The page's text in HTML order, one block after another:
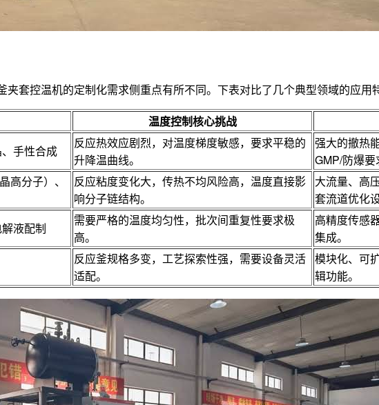
套控温机的定制化需求侧重点有所不同。下表对比了几个典型领域的应用
温度控制核心挑战
手性合成
反应热效应剧烈，对温度梯度敏感，要求平稳的
升降温曲线。
强大的撤热
GMP/防爆
高分子）、
反应粘度变化大，传热不均风险高，温度直接影
响分子链结构。
大流量、高
套流道优化
液配制
需要严格的温度均匀性，批次间重复性要求极
高。
高精度传感
集成。
反应釜规格多变，工艺探索性强，需要设备灵活
适配。
模块化、可
辑功能。